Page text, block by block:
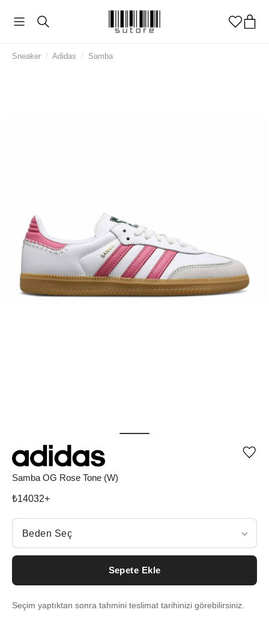
Sneaker / Adidas / Samba
Samba OG Rose Tone (W)
₺14032+
Beden Seç
Beden Seç
Sepete Ekle
Seçim yaptıktan sonra tahmini teslimat tarihinizi görebilirsiniz.